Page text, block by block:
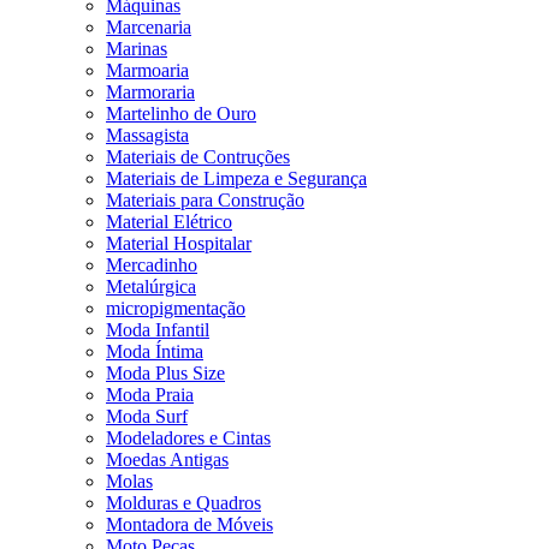
Máquinas
Marcenaria
Marinas
Marmoaria
Marmoraria
Martelinho de Ouro
Massagista
Materiais de Contruções
Materiais de Limpeza e Segurança
Materiais para Construção
Material Elétrico
Material Hospitalar
Mercadinho
Metalúrgica
micropigmentação
Moda Infantil
Moda Íntima
Moda Plus Size
Moda Praia
Moda Surf
Modeladores e Cintas
Moedas Antigas
Molas
Molduras e Quadros
Montadora de Móveis